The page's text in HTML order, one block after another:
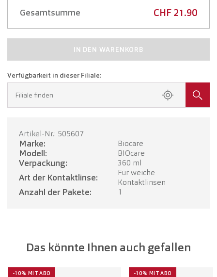
Gesamtsumme CHF 21.90
IN DEN WARENKORB
Verfügbarkeit in dieser Filiale:
Filiale finden
Artikel-Nr.: 505607
Marke: Biocare
Modell: BIOcare
Verpackung: 360 ml
Art der Kontaktlinse:
Für weiche
Kontaktlinsen
Anzahl der Pakete: 1
Das könnte Ihnen auch gefallen
-10% MIT ABO -10% MIT ABO